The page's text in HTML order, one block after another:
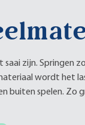
saai zijn. Springen
wordt het
buiten spelen. Zo